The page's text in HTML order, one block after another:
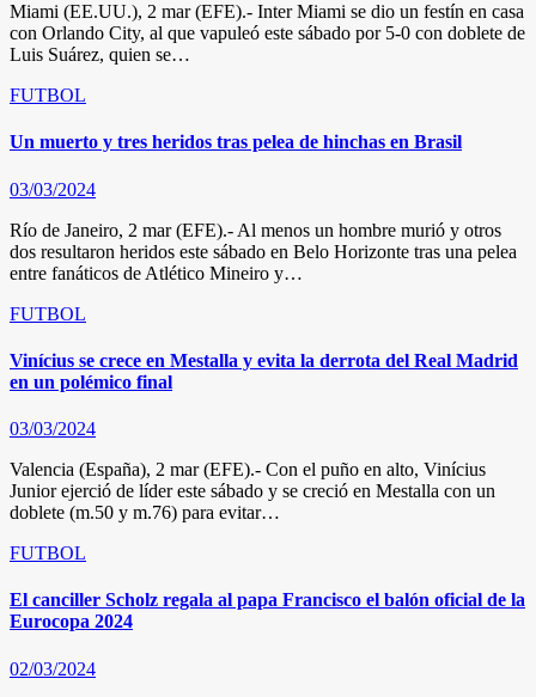
Miami (EE.UU.), 2 mar (EFE).- Inter Miami se dio un festín en casa
con Orlando City, al que vapuleó este sábado por 5-0 con doblete de
Luis Suárez, quien se…
FUTBOL
Un muerto y tres heridos tras pelea de hinchas en Brasil
03/03/2024
Río de Janeiro, 2 mar (EFE).- Al menos un hombre murió y otros
dos resultaron heridos este sábado en Belo Horizonte tras una pelea
entre fanáticos de Atlético Mineiro y…
FUTBOL
Vinícius se crece en Mestalla y evita la derrota del Real Madrid
en un polémico final
03/03/2024
Valencia (España), 2 mar (EFE).- Con el puño en alto, Vinícius
Junior ejerció de líder este sábado y se creció en Mestalla con un
doblete (m.50 y m.76) para evitar…
FUTBOL
El canciller Scholz regala al papa Francisco el balón oficial de la
Eurocopa 2024
02/03/2024